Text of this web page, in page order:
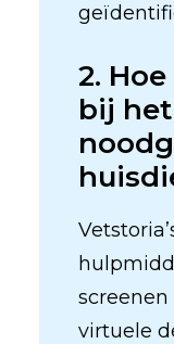
2.
bij
virtuele